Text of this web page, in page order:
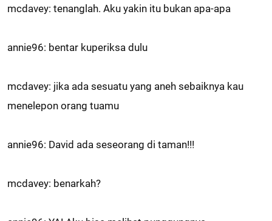
mcdavey: tenanglah. Aku yakin itu bukan apa-apa
annie96: bentar kuperiksa dulu
mcdavey: jika ada sesuatu yang aneh sebaiknya kau
menelepon orang tuamu
annie96: David ada seseorang di taman!!!
mcdavey: benarkah?